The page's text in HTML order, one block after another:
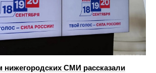
нижегородских СМИ рассказали